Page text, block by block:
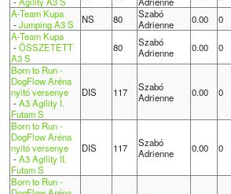
A-Team Kupa
-Jumping A3 S NS 80
Szabó
Adrienne
0.00 0
A-Team Kupa
-ÖSSZETETT
A3 S
80
Szabó
Adrienne
0.00 0
Born to Run -
DogFlow Aréna
nyitó versenye
-A3 Agility I.
Futam S
DIS 117
Szabó
Adrienne
0.00 0
Born to Run -
DogFlow Aréna
nyitó versenye
-A3 Agility II.
Futam S
DIS 117
Szabó
Adrienne
0.00 0
Born to Run -